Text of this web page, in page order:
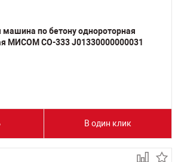
машина по бетону однороторная
МИСОМ СО-333 J01330000000031
В один клик